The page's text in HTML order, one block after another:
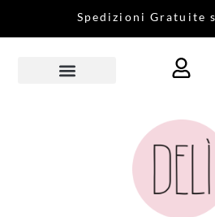
Sped izi on i Gratu ite